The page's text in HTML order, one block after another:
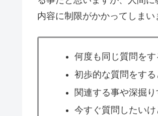
内容に制限がかかってしまい
何度も同じ質問をす
初歩的な質問をする
関連する事や深掘
今すぐ質問したい